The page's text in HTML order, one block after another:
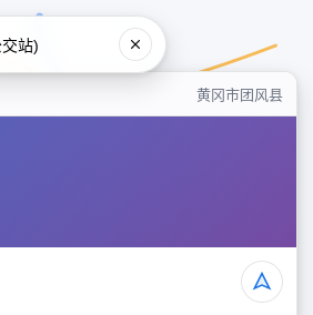
黄冈市团风县